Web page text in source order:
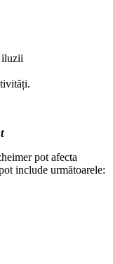
iluzii
pot afecta
include următoarele: